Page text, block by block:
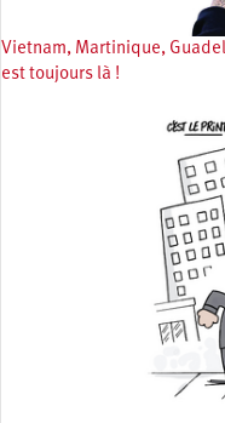
Vietnam, Martinique,
est toujours là !